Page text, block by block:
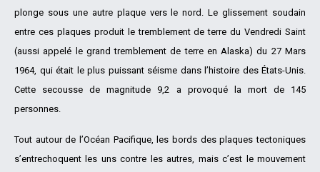
plonge sous une autre plaque vers le nord. Le glissement soudain
entre ces plaques produit le tremblement de terre du Vendredi Saint
(aussi appelé le grand tremblement de terre en Alaska) du 27 Mars
1964, qui était le plus puissant séisme dans l’histoire des États-Unis.
Cette secousse de magnitude 9,2 a provoqué la mort de 145
personnes.
Tout autour de l’Océan Pacifique, les bords des plaques tectoniques
s’entrechoquent les uns contre les autres, mais c’est le mouvement